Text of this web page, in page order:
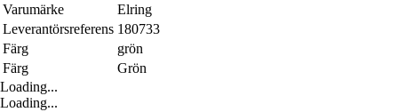
Varumärke
Elring
Leverantörsreferens 180733
Färg
grön
Färg
Grön
Loading...
Loading...